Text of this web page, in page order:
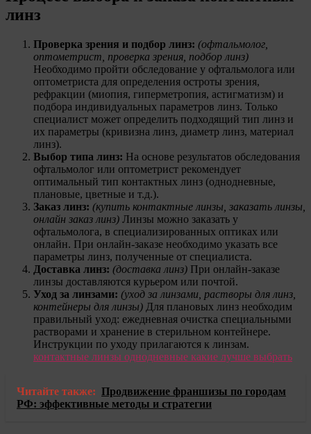
линз
Проверка зрения и подбор линз: (офтальмолог,
оптометрист, проверка зрения, подбор линз)
Необходимо пройти обследование у офтальмолога или
оптометриста для определения остроты зрения,
рефракции (миопия, гиперметропия, астигматизм) и
подбора индивидуальных параметров линз. Только
специалист может определить подходящий тип линз и
их параметры (кривизна линз, диаметр линз, материал
линз).
Выбор типа линз: На основе результатов обследования
офтальмолог или оптометрист рекомендует
оптимальный тип контактных линз (однодневные,
плановые, цветные и т.д.).
Заказ линз: (купить контактные линзы, заказать линзы,
онлайн заказ линз) Линзы можно заказать у
офтальмолога, в специализированных оптиках или
онлайн. При онлайн-заказе необходимо указать все
параметры линз, полученные от специалиста.
Доставка линз: (доставка линз) При онлайн-заказе
линзы доставляются курьером или почтой.
Уход за линзами: (уход за линзами, растворы для линз,
контейнеры для линзы) Для плановых линз необходим
правильный уход: ежедневная очистка специальными
растворами и хранение в стерильном контейнере.
Инструкции по уходу прилагаются к линзам.
контактные линзы однодневные какие лучше выбрать
Читайте также: Продвижение франшизы по городам
РФ: эффективные методы и стратегии